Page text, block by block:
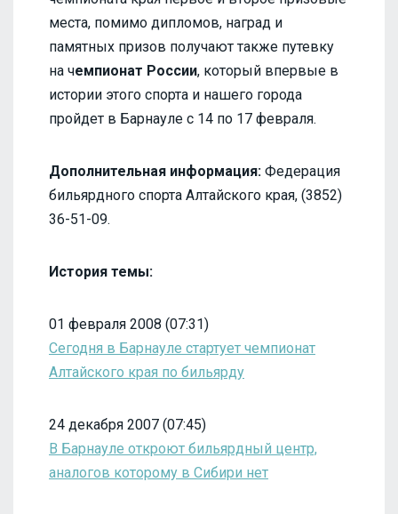
места, помимо дипломов, наград и
памятных призов получают также путевку
на чемпионат России, который впервые в
истории этого спорта и нашего города
пройдет в Барнауле с 14 по 17 февраля.
Дополнительная информация: Федерация
бильярдного спорта Алтайского края, (3852)
36-51-09.
История темы:
01 февраля 2008 (07:31)
Сегодня в Барнауле стартует чемпионат
Алтайского края по бильярду
24 декабря 2007 (07:45)
В Барнауле откроют бильярдный центр,
аналогов которому в Сибири нет